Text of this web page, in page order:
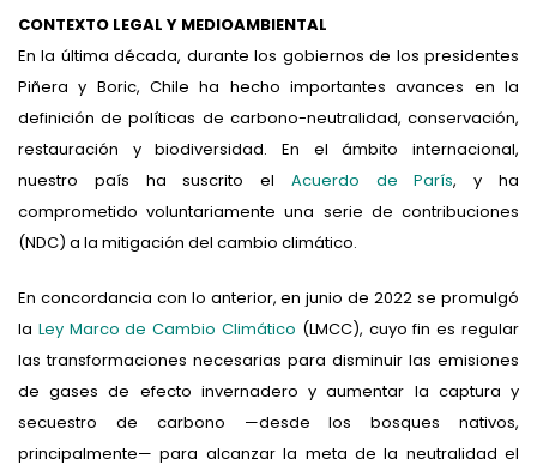
CONTEXTO LEGAL Y MEDIOAMBIENTAL
En la última década, durante los gobiernos de los presidentes
Piñera y Boric, Chile ha hecho importantes avances en la
definición de políticas de carbono-neutralidad, conservación,
restauración y biodiversidad. En el ámbito internacional,
nuestro país ha suscrito el Acuerdo de París, y ha
comprometido voluntariamente una serie de contribuciones
(NDC) a la mitigación del cambio climático.
En concordancia con lo anterior, en junio de 2022 se promulgó
la Ley Marco de Cambio Climático (LMCC), cuyo fin es regular
las transformaciones necesarias para disminuir las emisiones
de gases de efecto invernadero y aumentar la captura y
secuestro de carbono —desde los bosques nativos,
principalmente— para alcanzar la meta de la neutralidad el